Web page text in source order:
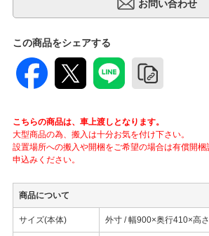
この商品をシェアする
こちらの商品は、車上渡しとなります。
大型商品の為、搬入は十分お気を付け下さい。
設置場所への搬入や開梱をご希望の場合は有償開
申込みください。
商品について
サイズ(本体) 外寸 / 幅900×奥行410×高